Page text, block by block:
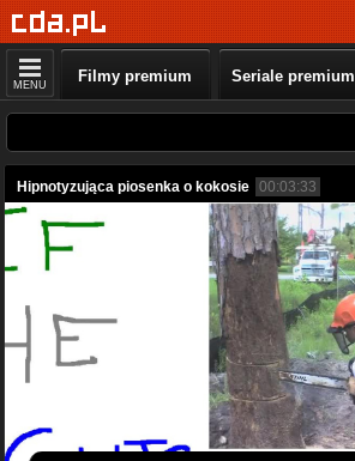
MENU Filmy premium Seriale premium
Hipnotyzująca piosenka o kokosie 00:03:33